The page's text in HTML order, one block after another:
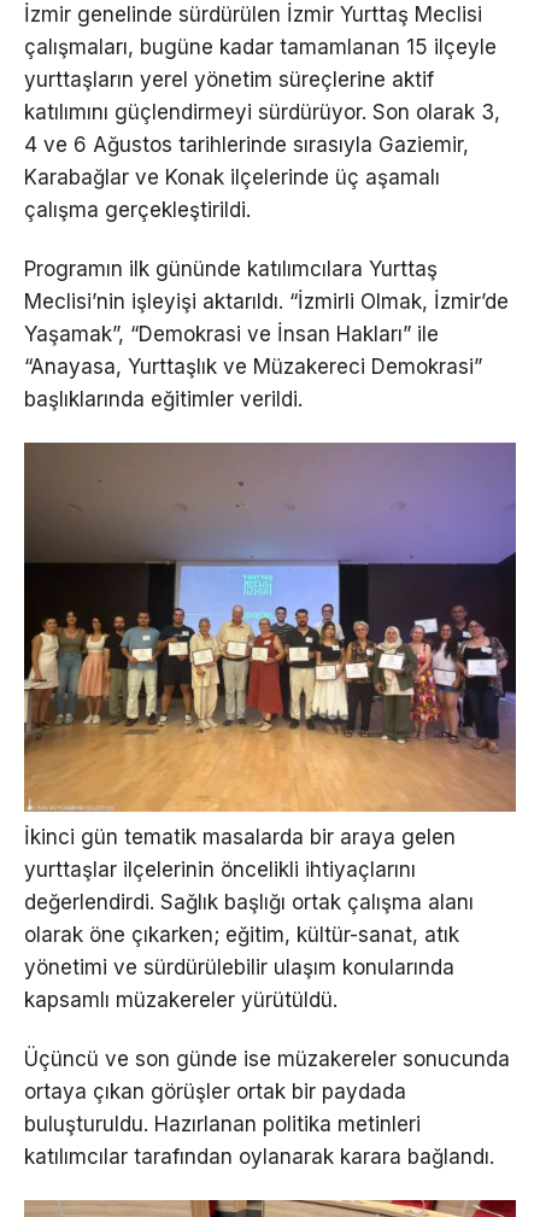
İzmir genelinde sürdürülen İzmir Yurttaş Meclisi
çalışmaları, bugüne kadar tamamlanan 15 ilçeyle
yurttaşların yerel yönetim süreçlerine aktif
katılımını güçlendirmeyi sürdürüyor. Son olarak 3,
4 ve 6 Ağustos tarihlerinde sırasıyla Gaziemir,
Karabağlar ve Konak ilçelerinde üç aşamalı
çalışma gerçekleştirildi.
Programın ilk gününde katılımcılara Yurttaş
Meclisi’nin işleyişi aktarıldı. “İzmirli Olmak, İzmir’de
Yaşamak”, “Demokrasi ve İnsan Hakları” ile
“Anayasa, Yurttaşlık ve Müzakereci Demokrasi”
başlıklarında eğitimler verildi.
İkinci gün tematik masalarda bir araya gelen
yurttaşlar ilçelerinin öncelikli ihtiyaçlarını
değerlendirdi. Sağlık başlığı ortak çalışma alanı
olarak öne çıkarken; eğitim, kültür-sanat, atık
yönetimi ve sürdürülebilir ulaşım konularında
kapsamlı müzakereler yürütüldü.
Üçüncü ve son günde ise müzakereler sonucunda
ortaya çıkan görüşler ortak bir paydada
buluşturuldu. Hazırlanan politika metinleri
katılımcılar tarafından oylanarak karara bağlandı.